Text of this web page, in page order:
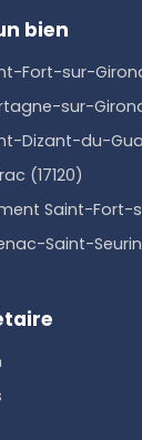
bien
Fort-sur-
sur-
Dizant-du-
(17120)
Saint-Fort-
Saint-